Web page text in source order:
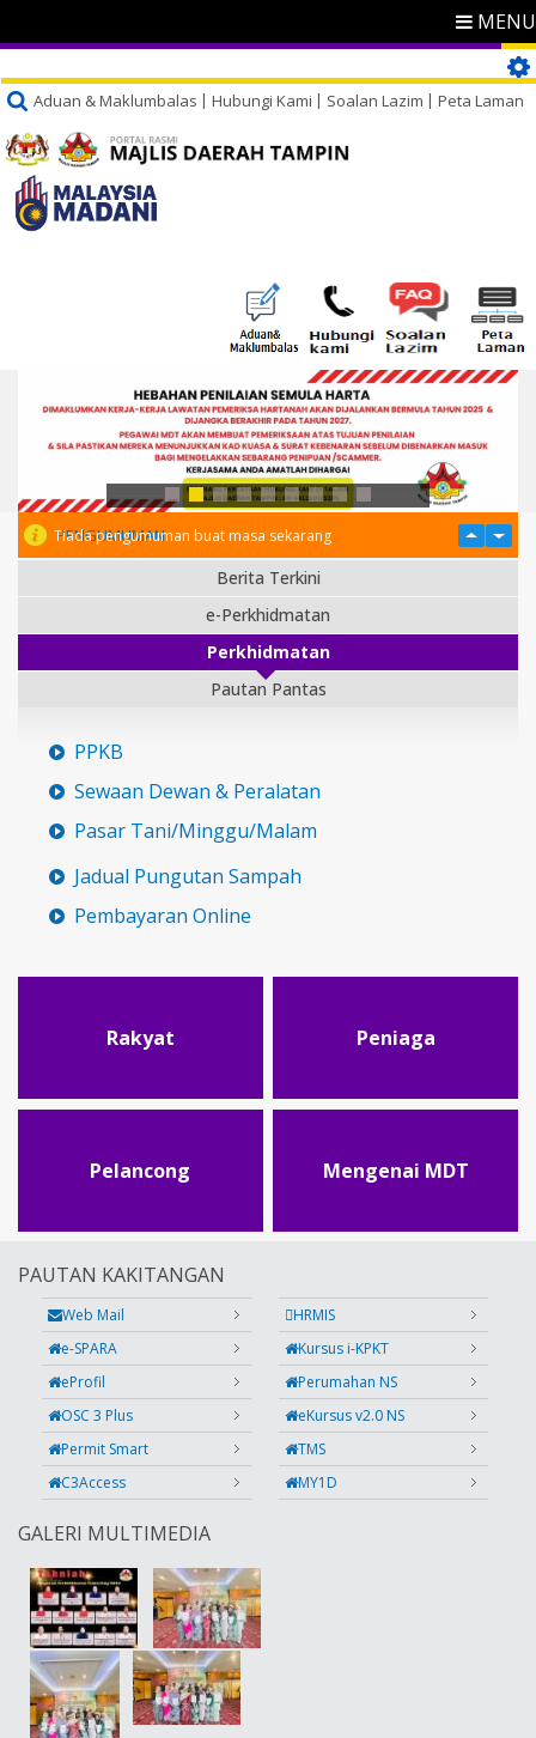
MENU
Aduan & Maklumbalas Hubungi Kami Soalan Lazim Peta Laman
PENGUMUMAN
Tiada pengumuman buat masa sekarang
Berita Terkini
e-Perkhidmatan
Perkhidmatan
Pautan Pantas
PPKB
Sewaan Dewan & Peralatan
Pasar Tani/Minggu/Malam
Jadual Pungutan Sampah
Pembayaran Online
Rakyat Peniaga
Pelancong Mengenai MDT
PAUTAN KAKITANGAN
Web Mail
HRMIS
e-SPARA
Kursus i-KPKT
eProfil
Perumahan NS
OSC 3 Plus
eKursus v2.0 NS
Permit Smart
TMS
C3Access
MY1D
GALERI MULTIMEDIA